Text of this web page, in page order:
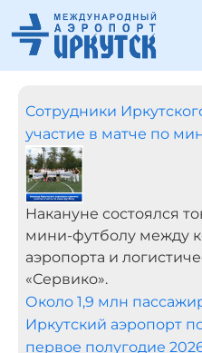
Сотрудники
участие в матче по
Накануне состоялся
мини-футболу между
аэропорта и
«Сервико».
Около 1,9 млн
Иркутский аэропорт
первое полугодие